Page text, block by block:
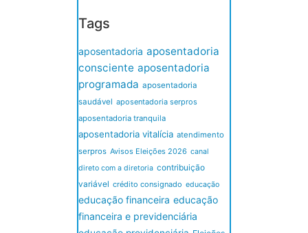
Tags
aposentadoria aposentadoria
consciente aposentadoria
programada aposentadoria
saudável aposentadoria serpros
aposentadoria tranquila
aposentadoria vitalícia atendimento
serpros Avisos Eleições 2026 canal
direto com a diretoria contribuição
variável crédito consignado educação
educação financeira educação
financeira e previdenciária